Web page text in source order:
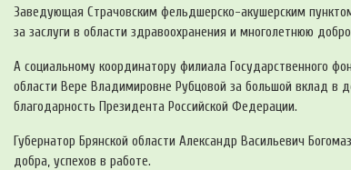
Заведующая Страчовским фельдшерско-акушерским
за заслуги в области здравоохранения и многолетнюю
А социальному координатору филиала Государственного
области Вере Владимировне Рубцовой за большой вклад в
благодарность Президента Российской Федерации.
Губернатор Брянской области Александр Васильевич
добра, успехов в работе.